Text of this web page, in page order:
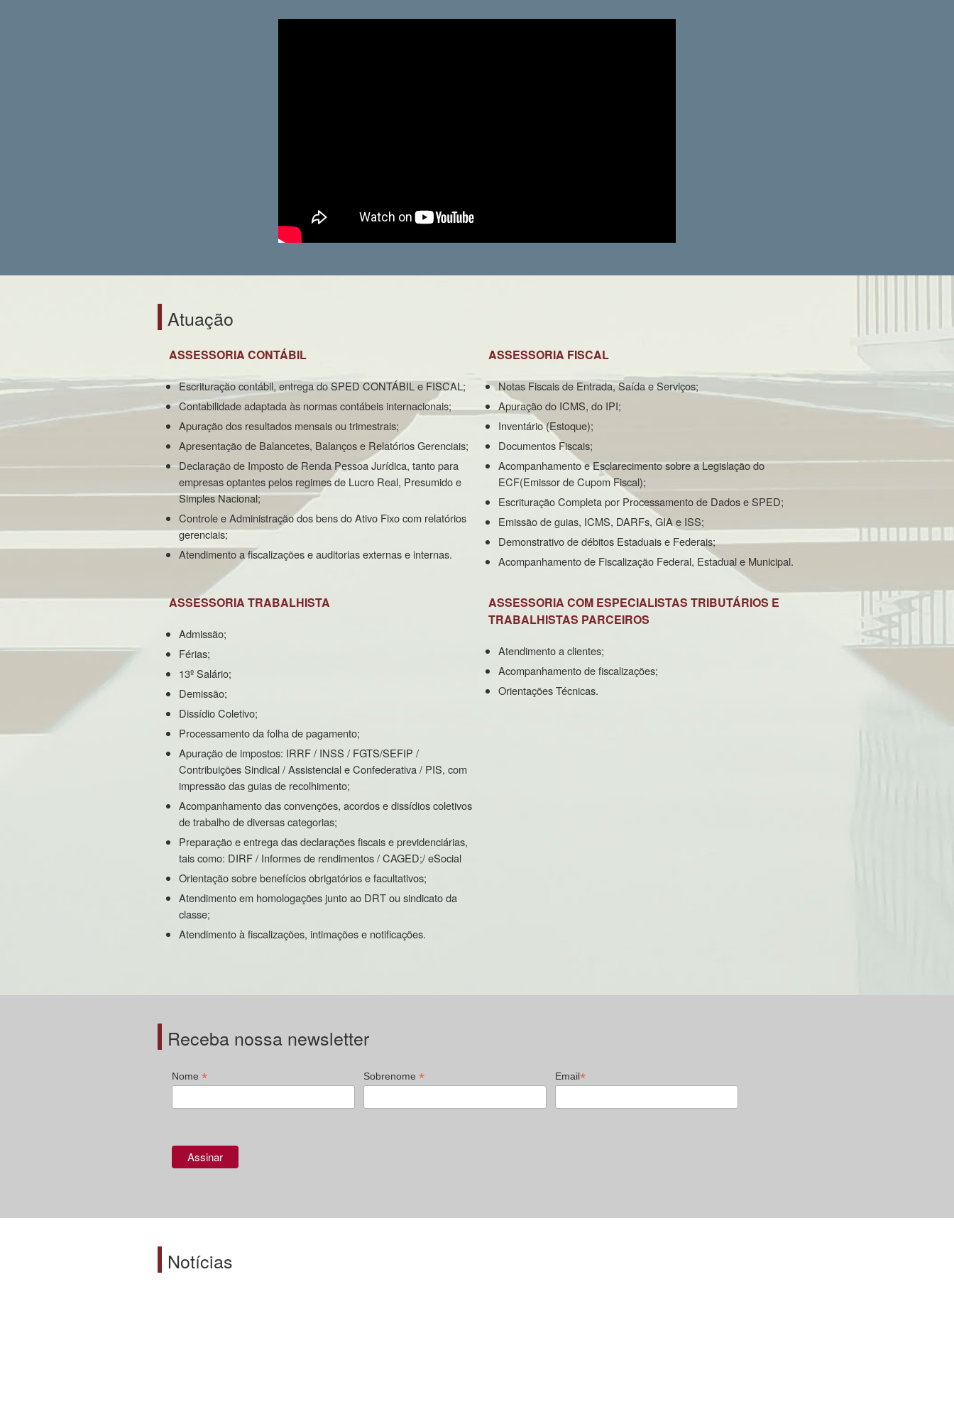
Atuação
ASSESSORIA CONTÁBIL
Escrituração contábil, entrega do SPED CONTÁBIL e FISCAL;
Contabilidade adaptada às normas contábeis internacionais;
Apuração dos resultados mensais ou trimestrais;
Apresentação de Balancetes, Balanços e Relatórios Gerenciais;
Declaração de Imposto de Renda Pessoa Jurídica, tanto para
empresas optantes pelos regimes de Lucro Real, Presumido e
Simples Nacional;
Controle e Administração dos bens do Ativo Fixo com relatórios
gerenciais;
Atendimento a fiscalizações e auditorias externas e internas.
ASSESSORIA FISCAL
Notas Fiscais de Entrada, Saída e Serviços;
Apuração do ICMS, do IPI;
Inventário (Estoque);
Documentos Fiscais;
Acompanhamento e Esclarecimento sobre a Legislação do
ECF(Emissor de Cupom Fiscal);
Escrituração Completa por Processamento de Dados e SPED;
Emissão de guias, ICMS, DARFs, GIA e ISS;
Demonstrativo de débitos Estaduais e Federais;
Acompanhamento de Fiscalização Federal, Estadual e Municipal.
ASSESSORIA TRABALHISTA
Admissão;
Férias;
13º Salário;
Demissão;
Dissídio Coletivo;
Processamento da folha de pagamento;
Apuração de impostos: IRRF / INSS / FGTS/SEFIP /
Contribuições Sindical / Assistencial e Confederativa / PIS, com
impressão das guias de recolhimento;
Acompanhamento das convenções, acordos e dissídios coletivos
de trabalho de diversas categorias;
Preparação e entrega das declarações fiscais e previdenciárias,
tais como: DIRF / Informes de rendimentos / CAGED;/ eSocial
Orientação sobre benefícios obrigatórios e facultativos;
Atendimento em homologações junto ao DRT ou sindicato da
classe;
Atendimento à fiscalizações, intimações e notificações.
ASSESSORIA COM ESPECIALISTAS TRIBUTÁRIOS E
TRABALHISTAS PARCEIROS
Atendimento a clientes;
Acompanhamento de fiscalizações;
Orientações Técnicas.
Receba nossa newsletter
Nome * Sobrenome * Email*
Notícias